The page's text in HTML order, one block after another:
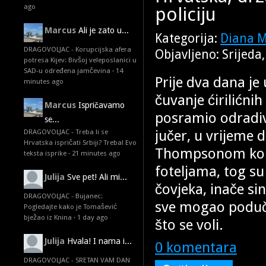
ago
Marcus Ali je zato u...
DRAGOVOLJAC - Korupcijska afera
potresa Kijev: Bivšoj veleposlanici u
SAD-u određena jamčevina · 14
minutes ago
Marcus Ispričavamo
se...
DRAGOVOLJAC - Treba li se
Hrvatska ispričati Srbiji? Treba! Evo
teksta isprike · 21 minutes ago
Julija Sve pet! Ali mi...
DRAGOVOLJAC - Bujanec:
Pogledajte kako je Tomašević
bježao iz Knina · 1 day ago
Julija Hvala! I nama i...
DRAGOVOLJAC - SRETAN VAM DAN
policiju
Kategorija: Diana
Objavljeno:
Prije dva dana
čuvanje
posramio
jučer, u vrijeme
Thompsonom
foteljama, tog
čovjeka, inače
sve mogao
što se voli.
0 komentara